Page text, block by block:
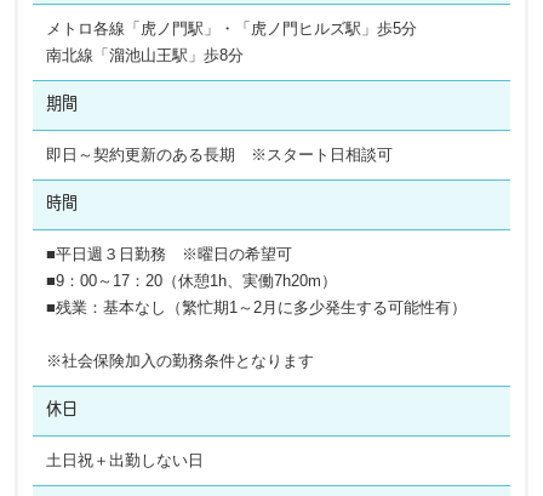
メトロ各線「虎ノ門駅」・「虎ノ門ヒルズ駅」歩5分
南北線「溜池山王駅」歩8分
期間
即日～契約更新のある長期 ※スタート日相談可
時間
■平日週３日勤務 ※曜日の希望可
■9：00～17：20（休憩1h、実働7h20m）
■残業：基本なし（繁忙期1～2月に多少発生する可能性有）
※社会保険加入の勤務条件となります
休日
土日祝＋出勤しない日